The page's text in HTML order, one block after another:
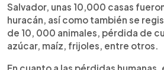
Salvador, unas 10,000 casas
huracán, así como también se
de 10, 000 animales, pérdida de
azúcar, maíz, frijoles, entre otros.
En cuanto a las pérdidas humanas,